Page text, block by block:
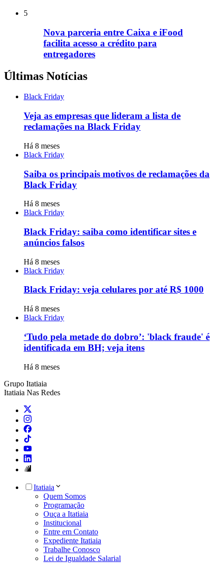
5
Nova parceria entre Caixa e iFood
facilita acesso a crédito para
entregadores
Últimas Notícias
Black Friday
Veja as empresas que lideram a lista de
reclamações na Black Friday
Há 8 meses
Black Friday
Saiba os principais motivos de reclamações da
Black Friday
Há 8 meses
Black Friday
Black Friday: saiba como identificar sites e
anúncios falsos
Há 8 meses
Black Friday
Black Friday: veja celulares por até R$ 1000
Há 8 meses
Black Friday
‘Tudo pela metade do dobro’: 'black fraude' é
identificada em BH; veja itens
Há 8 meses
Grupo Itatiaia
Itatiaia Nas Redes
Itatiaia
Quem Somos
Programação
Ouça a Itatiaia
Institucional
Entre em Contato
Expediente Itatiaia
Trabalhe Conosco
Lei de Igualdade Salarial